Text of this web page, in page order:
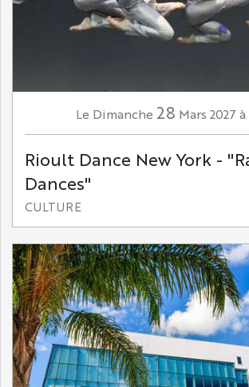
Le Dimanche 28 Mars 2027
Rioult Dance New York -
Dances"
CULTURE